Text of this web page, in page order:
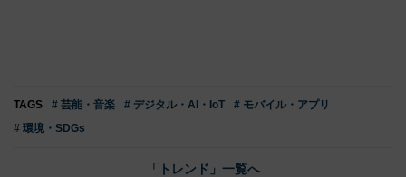
TAGS # 芸能・音楽 # デジタル・AI・IoT
# モバイル・アプリ
# 環境・SDGs
「トレンド」一覧へ